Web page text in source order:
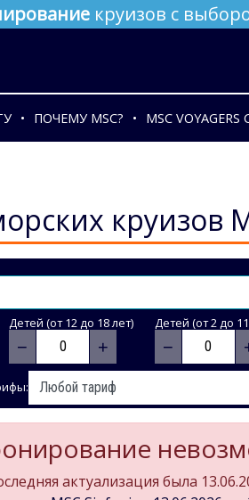
круизов с
ПОЧЕМУ MSC? MSC VOYAGERS
круизов
Детей (от 12 до 18 лет)
− +
Детей (от 2 до
−
актуализация была